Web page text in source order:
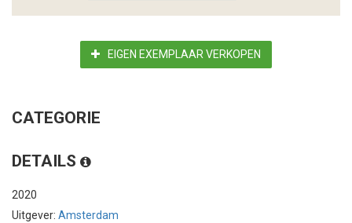
EIGEN EXEMPLAAR VERKOPEN
CATEGORIE
DETAILS
2020
Uitgever: Amsterdam